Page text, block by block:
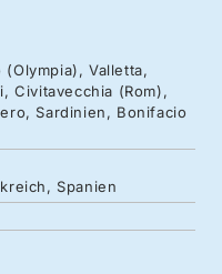
Olympias.
mächtigen
sich vom antiken
Blick
geht es nach
nach
Oktoberwetter
Valletta,
Civitavecchia (Rom),
Sardinien, Bonifacio
Spanien